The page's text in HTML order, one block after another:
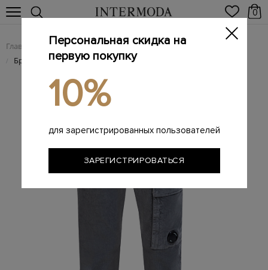
0
Главная Мужчинам / Одежда / Мужские брюки
/ Брендовые мужские брюки
Персональная скидка на
первую покупку
10%
для зарегистрированных пользователей
ЗАРЕГИСТРИРОВАТЬСЯ